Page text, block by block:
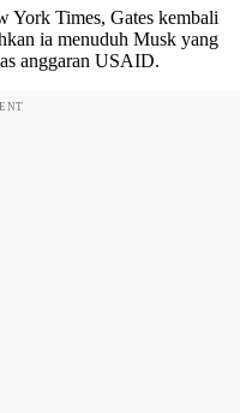
York Times, Gates kembali
ia menuduh Musk yang
anggaran USAID.